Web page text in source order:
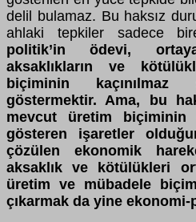
delil bulamaz. Bu haksız
ahlaki tepkiler sadece
politik’in ödevi,
aksaklıkların ve
biçiminin kaçınılmaz
göstermektir. Ama, bu
mevcut üretim biçiminin
gösteren işaretler
çözülen ekonomik
aksaklık ve kötülükleri
üretim ve mübadele
çıkarmak da yine